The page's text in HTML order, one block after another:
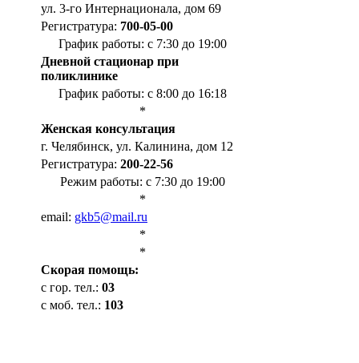
ул. 3-го Интернационала, дом 69
Регистратура: 700-05-00
График работы: с 7:30 до 19:00
Дневной стационар при
поликлинике
График работы: с 8:00 до 16:18
*
Женская консультация
г. Челябинск, ул. Калинина, дом 12
Регистратура: 200-22-56
Режим работы: с 7:30 до 19:00
*
email: gkb5@mail.ru
*
*
Cкорая помощь:
с гор. тел.: 03
с моб. тел.: 103